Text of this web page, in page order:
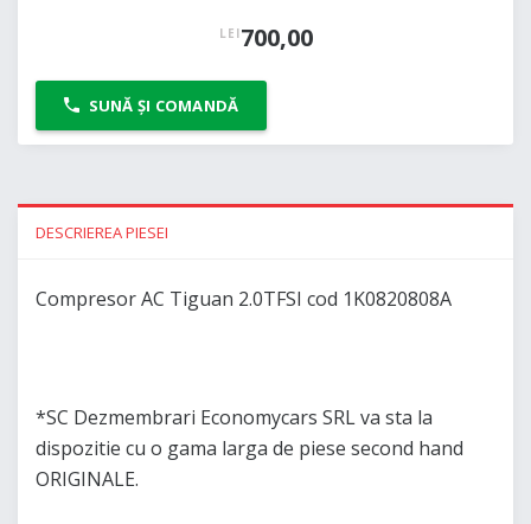
LEI700,00
SUNĂ ȘI COMANDĂ
DESCRIEREA PIESEI
Compresor AC Tiguan 2.0TFSI cod 1K0820808A
*SC Dezmembrari Economycars SRL va sta la
dispozitie cu o gama larga de piese second hand
ORIGINALE.